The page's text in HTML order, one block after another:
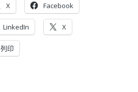
X Facebook
LinkedIn X
列印